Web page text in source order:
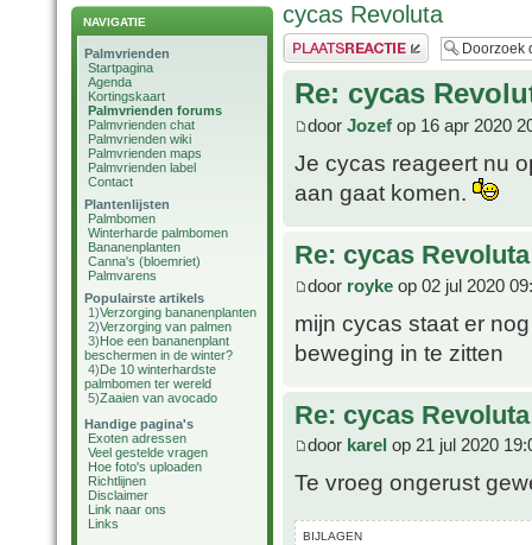
NAVIGATIE
Palmvrienden
Startpagina
Agenda
Kortingskaart
Palmvrienden forums
Palmvrienden chat
Palmvrienden wiki
Palmvrienden maps
Palmvrienden label
Contact
Plantenlijsten
Palmbomen
Winterharde palmbomen
Bananenplanten
Canna's (bloemriet)
Palmvarens
Populairste artikels
1)Verzorging bananenplanten
2)Verzorging van palmen
3)Hoe een bananenplant
beschermen in de winter?
4)De 10 winterhardste
palmbomen ter wereld
5)Zaaien van avocado
Handige pagina's
Exoten adressen
Veel gestelde vragen
Hoe foto's uploaden
Richtlijnen
Disclaimer
Link naar ons
Links
cycas Revoluta
Plaats een reactie
Re: cycas
door Jozef op 16 apr 2020
Je cycas reageert nu
aan gaat komen.
Re: cycas Revoluta
door royke op 02 jul 2020
mijn cycas staat er
beweging in te zitten
Re: cycas Revoluta
door karel op 21 jul 2020
Te vroeg ongerust
BIJLAGEN